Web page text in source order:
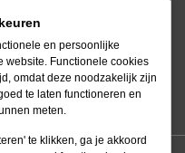
en persoonlijke
website. Functionele cookies
omdat deze noodzakelijk zijn
te laten functioneren en
meten.
te klikken, ga je akkoord